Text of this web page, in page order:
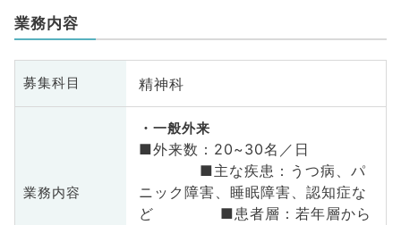
業務内容
募集科目 精神科
業務内容
一般外来
■外来数：20~30名／日
■主な疾患：うつ病、パ
ニック障害、睡眠障害、認知症な
ど ■患者層：若年層から